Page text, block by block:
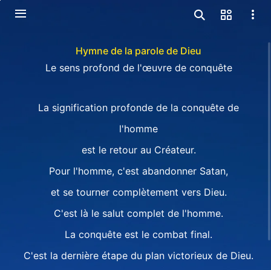
Hymne de la parole de Dieu
Le sens profond de l'œuvre de conquête
La signification profonde de la conquête de
l'homme
est le retour au Créateur.
Pour l'homme, c'est abandonner Satan,
et se tourner complètement vers Dieu.
C'est là le salut complet de l'homme.
La conquête est le combat final.
C'est la dernière étape du plan victorieux de Dieu.